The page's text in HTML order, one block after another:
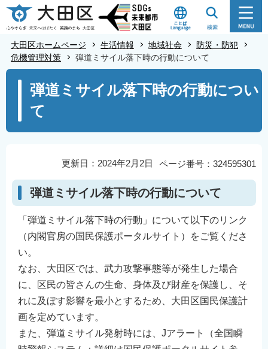
こ
の
ジ
大田区ホームページ 生活情報 地域社会
防災・防犯
危機管理対策
弾道ミサイル落下時の行動について
弾道ミサイル落下時の行動につい
て
ページ番号：324595301
更新日：2024年2月2日
弾道ミサイル落下時の行動について
「弾道ミサイル落下時の行動」について以下のリンク
（内閣官房の国民保護ポータルサイト）をご覧くださ
い。
なお、大田区では、武力攻撃事態等が発生した場合
に、区民の皆さんの生命、身体及び財産を保護し、そ
れに及ぼす影響を最小とするため、大田区国民保護計
画を定めています。
また、弾道ミサイル発射時には、Jアラート（全国瞬